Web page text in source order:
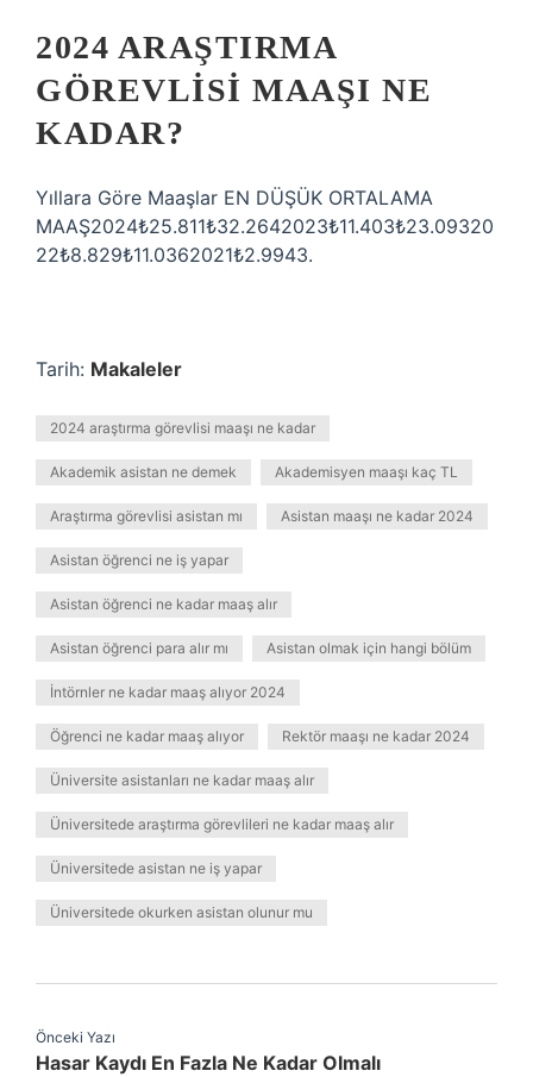
2024 ARAŞTIRMA
GÖREVLISI MAAŞI NE
KADAR?
Yıllara Göre Maaşlar EN DÜŞÜK ORTALAMA
MAAŞ2024₺25.811₺32.2642023₺11.403₺23.09320
22₺8.829₺11.0362021₺2.9943.
Tarih: Makaleler
2024 araştırma görevlisi maaşı ne kadar
Akademik asistan ne demek Akademisyen maaşı kaç TL
Araştırma görevlisi asistan mı Asistan maaşı ne kadar 2024
Asistan öğrenci ne iş yapar
Asistan öğrenci ne kadar maaş alır
Asistan öğrenci para alır mı Asistan olmak için hangi bölüm
İntörnler ne kadar maaş alıyor 2024
Öğrenci ne kadar maaş alıyor Rektör maaşı ne kadar 2024
Üniversite asistanları ne kadar maaş alır
Üniversitede araştırma görevlileri ne kadar maaş alır
Üniversitede asistan ne iş yapar
Üniversitede okurken asistan olunur mu
Önceki Yazı
Hasar Kaydı En Fazla Ne Kadar Olmalı